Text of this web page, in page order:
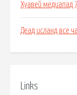
Хуавей медиапад
Деад исланд все
Links